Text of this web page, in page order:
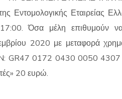
Εντομολογικής Εταιρείας
Όσα μέλη επιθυμούν
2020 με μεταφορά
0172 0430 0050 4307
20 ευρώ.